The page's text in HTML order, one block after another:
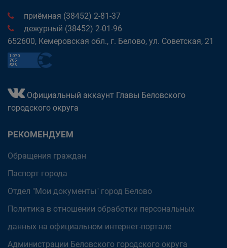
приёмная (38452) 2-81-37
дежурный (38452) 2-01-96
652600, Кемеровская обл., г. Белово, ул. Советская, 21
Официальный аккаунт Главы Беловского
городского округа
РЕКОМЕНДУЕМ
Обращения граждан
Паспорт города
Отдел "Мои документы" город Белово
Политика в отношении обработки персональных
данных на официальном интернет-портале
Администрации Беловского городского округа